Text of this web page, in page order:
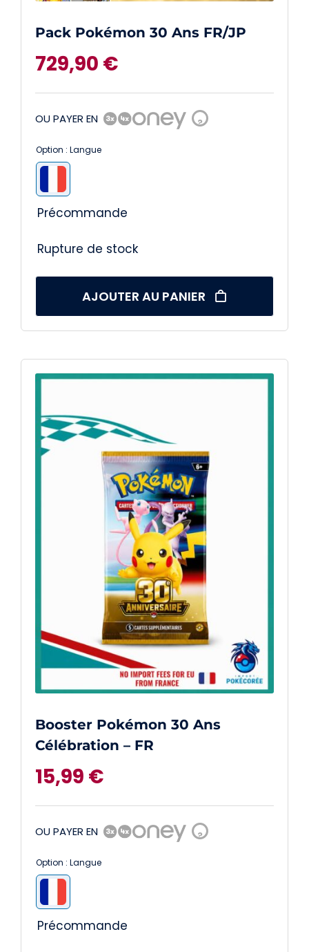
Pack Pokémon 30 Ans FR/JP
729,90 €
OU PAYER EN ?
Option : Langue
Précommande
Rupture de stock
AJOUTER AU PANIER
Booster Pokémon 30 Ans
Célébration – FR
15,99 €
OU PAYER EN ?
Option : Langue
Précommande